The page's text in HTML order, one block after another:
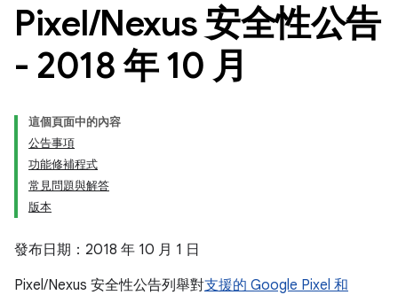
Pixel/Nexus 安全性公告
- 2018 年 10 月
這個頁面中的內容
公告事項
功能修補程式
常見問題與解答
版本
發布日期：2018 年 10 月 1 日
Pixel/Nexus 安全性公告列舉對支援的 Google Pixel 和